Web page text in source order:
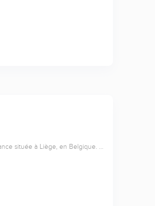
située à Liège, en Belgique. …